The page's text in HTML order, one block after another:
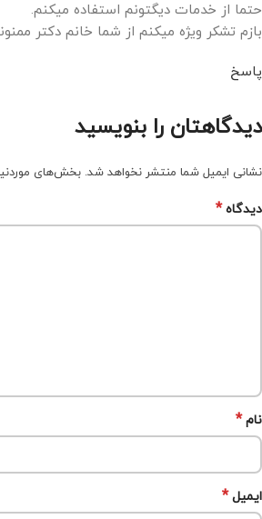
حتما از خدمات دیگتونم استفاده میکنم.
بازم تشکر ویژه میکنم از شما خانم دکتر
پاسخ
دیدگاهتان را بنویسید
نشانی ایمیل شما منتشر نخواهد شد. بخش‌های
دیدگاه*
نام*
ایمیل*